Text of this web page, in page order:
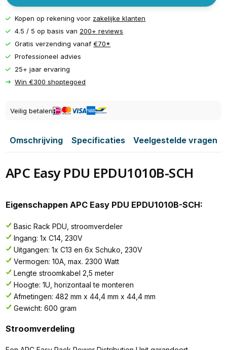
Kopen op rekening voor zakelijke klanten
4.5 / 5 op basis van 200+ reviews
Gratis verzending vanaf€70*
Professioneel advies
25+ jaar ervaring
Win €300 shoptegoed
Veilig betalen
Omschrijving Specificaties Veelgestelde vragen
APC Easy PDU EPDU1010B-SCH
Eigenschappen APC Easy PDU EPDU1010B-SCH:
Basic Rack PDU, stroomverdeler
Ingang: 1x C14, 230V
Uitgangen: 1x C13 en 6x Schuko, 230V
Vermogen: 10A, max. 2300 Watt
Lengte stroomkabel 2,5 meter
Hoogte: 1U, horizontaal te monteren
Afmetingen: 482 mm x 44,4 mm x 44,4 mm
Gewicht: 600 gram
Stroomverdeling